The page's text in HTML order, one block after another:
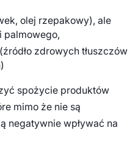
olej rzepakowy), ale
palmowego,
zdrowych tłuszczów
spożycie produktów
mimo że nie są
negatywnie wpływać na